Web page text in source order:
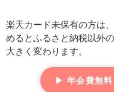
楽天カード未保有の方は
めるとふるさと納税以外
大きく変わります。
▶ 年会費無